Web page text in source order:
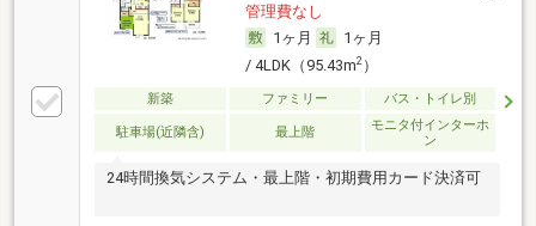
管理費なし
1ヶ月
1ヶ月
/ 4LDK（95.43m2）
新築 ファミリー バス・トイレ別
駐車場(近隣含) 最上階
モニタ付インターホ
ン
24時間換気システム・最上階・初期費用カード決済可